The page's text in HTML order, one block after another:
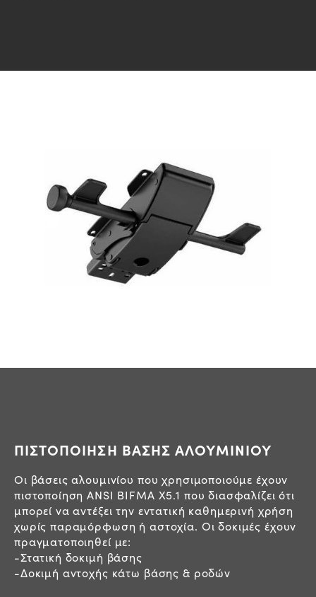
ΠΙΣΤΟΠΟΙΗΣΗ ΒΑΣΗΣ ΑΛΟΥΜΙΝΙΟΥ
Οι βάσεις αλουμινίου που χρησιμοποιούμε έχουν
πιστοποίηση ANSI BIFMA Χ5.1 που διασφαλίζει ότι
μπορεί να αντέξει την εντατική καθημερινή χρήση
χωρίς παραμόρφωση ή αστοχία. Οι δοκιμές έχουν
πραγματοποιηθεί με:
-Στατική δοκιμή βάσης
-Δοκιμή αντοχής κάτω βάσης & ροδών